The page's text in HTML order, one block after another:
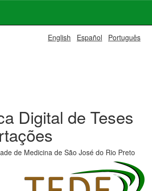
English Español Português
Digital de Teses
de Medicina de São José do Rio Preto